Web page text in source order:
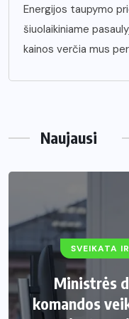
Energijos taupymo
šiuolaikiniame
kainos verčia mus
Naujausi
SVEIKATA
Ministrės
komandos